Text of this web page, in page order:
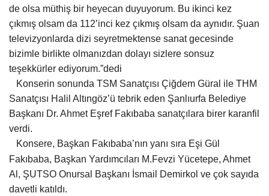
de olsa müthiş bir heyecan duyuyorum. Bu ikinci kez
çıkmış olsam da 112’inci kez çıkmış olsam da aynıdır. Şuan
televizyonlarda dizi seyretmektense sanat gecesinde
bizimle birlikte olmanızdan dolayı sizlere sonsuz
teşekkürler ediyorum.”dedi
Konserin sonunda TSM Sanatçısı Çiğdem Güral ile THM
Sanatçısı Halil Altıngöz’ü tebrik eden Şanlıurfa Belediye
Başkanı Dr. Ahmet Eşref Fakıbaba sanatçılara birer karanfil
verdi.
Konsere, Başkan Fakıbaba’nın yanı sıra Eşi Gül
Fakıbaba, Başkan Yardımcıları M.Fevzi Yücetepe, Ahmet
Al, ŞUTSO Onursal Başkanı İsmail Demirkol ve çok sayıda
davetli katıldı.